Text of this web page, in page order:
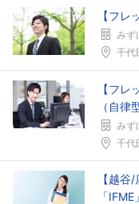
【フレ
みず
千代
【フ
（自律
みず
千代
【越
「